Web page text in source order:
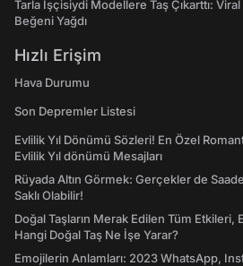
Tarla İşçisiydi Modellere Taş Çıkarttı: Viral
Beğeni Yağdı
Hızlı Erişim
Hava Durumu
Son Depremler Listesi
Evlilik Yıl Dönümü Sözleri! En Özel
Evlilik Yıl dönümü Mesajları
Rüyada Altın Görmek: Gerçekler de
Saklı Olabilir!
Doğal Taşların Merak Edilen Tüm Etkileri,
Hangi Doğal Taş Ne İşe Yarar?
Emojilerin Anlamları: 2023 WhatsApp,